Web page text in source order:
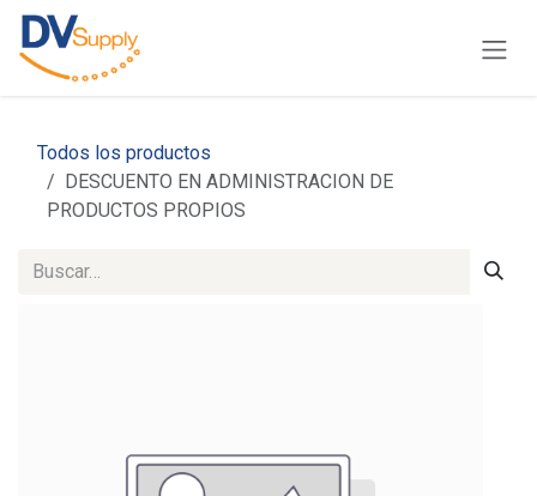
Ir al contenido
Todos los productos
DESCUENTO EN ADMINISTRACION DE
PRODUCTOS PROPIOS